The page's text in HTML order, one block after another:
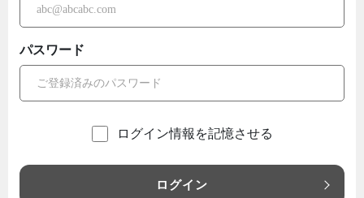
パスワード
ログイン情報を記憶させる
ログイン